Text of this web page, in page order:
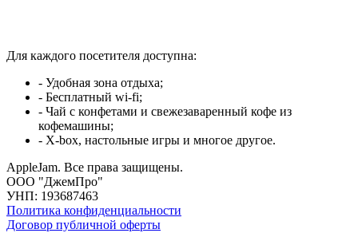
Для каждого посетителя доступна:
- Удобная зона отдыха;
- Бесплатный wi-fi;
- Чай с конфетами и свежезаваренный кофе из
кофемашины;
- X-box, настольные игры и многое другое.
AppleJam. Все права защищены.
ООО "ДжемПро"
УНП: 193687463
Политика конфиденциальности
Договор публичной оферты